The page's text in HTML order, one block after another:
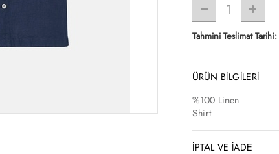
1
Tahmini Teslimat Tarihi:
ÜRÜN BİLGİLERİ
%100 Linen
Shirt
İPTAL VE İADE